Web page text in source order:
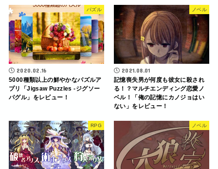
パズル
2020.02.16
5000種類以上の鮮やかなパズルア
プリ「Jigsaw Puzzles -ジグソー
パグル」をレビュー！
ノベル
2021.08.01
記憶喪失男が何度も彼女に殺され
る！？マルチエンディング恋愛ノ
ベル！「俺の記憶にカノジョはい
ない」をレビュー！
RPG ノベル